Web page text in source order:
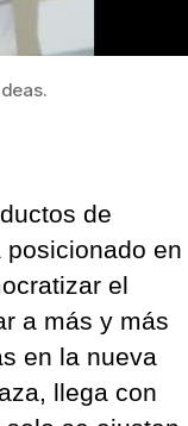
s
o
t
e
n
i
de
en
el
a más y más
en la nueva
llega con